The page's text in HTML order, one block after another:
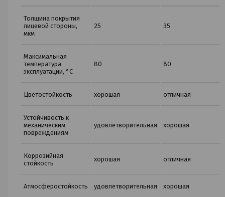
Толщина покрытия
лицевой стороны,
мкм
25 35
Максимальная
температура
эксплуатации, °С
80 80
Цветостойкость хорошая отличная
Устойчивость к
механическим
повреждениям
удовлетворительная хорошая
Коррозийная
стойкость
хорошая отличная
Атмосферостойкость удовлетворительная хорошая